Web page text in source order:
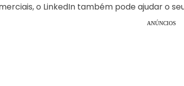
o LinkedIn também pode ajudar o
ANÚNCIOS